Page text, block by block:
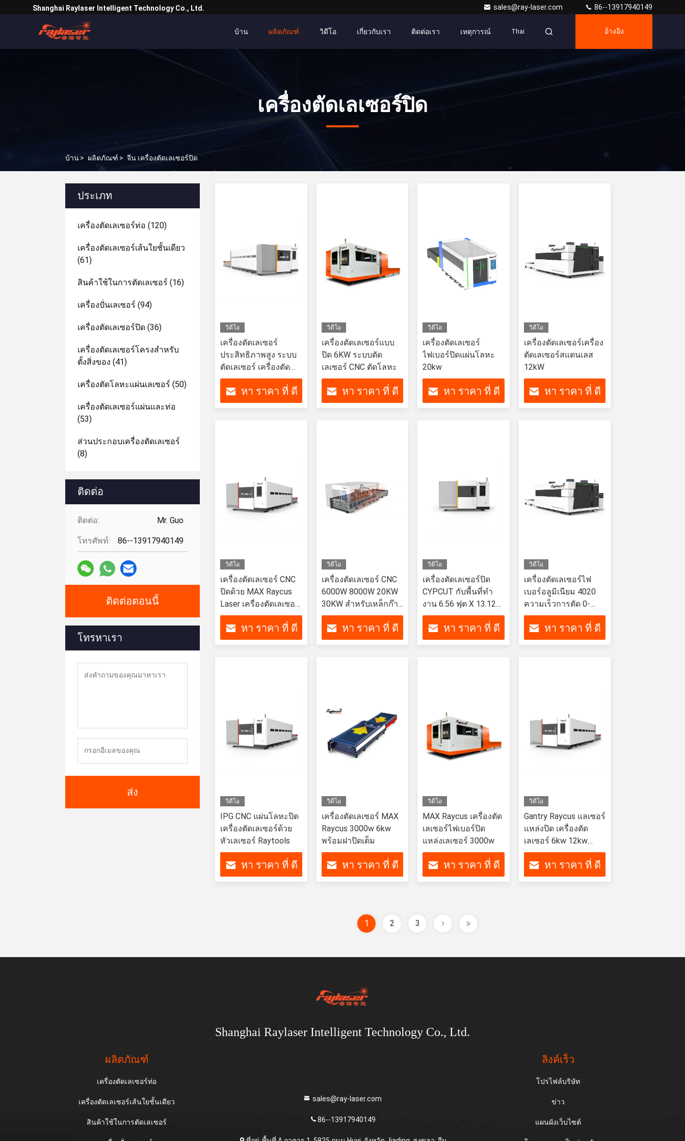
Shanghai Raylaser Intelligent Technology Co., Ltd. sales@ray-laser.com 86--13917940149
บ้าน ผลิตภัณฑ์ วิดีโอ เกี่ยวกับเรา ติดต่อเรา เหตุการณ์ Thai อ้างอิง
เครื่องตัดเลเซอร์ปิด
บ้าน> ผลิตภัณฑ์ > จีน เครื่องตัดเลเซอร์ปิด
ประเภท
เครื่องตัดเลเซอร์ท่อ (120)
เครื่องตัดเลเซอร์เส้นใยชั้นเดียว
(61)
สินค้าใช้ในการตัดเลเซอร์ (16)
เครื่องปั่นเลเซอร์ (94)
เครื่องตัดเลเซอร์ปิด (36)
เครื่องตัดเลเซอร์โครงสำหรับ
ตั้งสิ่งของ (41)
เครื่องตัดโลหะแผ่นเลเซอร์ (50)
เครื่องตัดเลเซอร์แผ่นและท่อ
(53)
ส่วนประกอบเครื่องตัดเลเซอร์
(8)
ติดต่อ
ติดต่อ: Mr. Guo
โทรศัพท์: 86--13917940149
ติดต่อตอนนี้
โทรหาเรา
ส่ง
วิดีโอ
เครื่องตัดเลเซอร์
ประสิทธิภาพสูง ระบบ
ตัดเลเซอร์ เครื่องตัด
เลเซอร์สแตนเลส
เครื่องตัดเลเซอร์สแตน
เลส
หา ราคา ที่ ดี
วิดีโอ
เครื่องตัดเลเซอร์แบบ
ปิด 6KW ระบบตัด
เลเซอร์ CNC ตัดโลหะ
หา ราคา ที่ ดี
วิดีโอ
เครื่องตัดเลเซอร์
ไฟเบอร์ปิดแผ่นโลหะ
20kw
หา ราคา ที่ ดี
วิดีโอ
เครื่องตัดเลเซอร์เครื่อง
ตัดเลเซอร์สแตนเลส
12kW
หา ราคา ที่ ดี
วิดีโอ
เครื่องตัดเลเซอร์ CNC
ปิดด้วย MAX Raycus
Laser เครื่องตัดเลเซอร์
ไฟเบอร์
หา ราคา ที่ ดี
วิดีโอ
เครื่องตัดเลเซอร์ CNC
6000W 8000W 20KW
30KW สําหรับเหล็กก๊า
บอน สแตนเลส 30mm
50mmหา ราคา ที่ ดี
วิดีโอ
เครื่องตัดเลเซอร์ปิด
CYPCUT กับพื้นที่ทํา
งาน 6.56 ฟุต X 13.12
ฟุต
หา ราคา ที่ ดี
วิดีโอ
เครื่องตัดเลเซอร์ไฟ
เบอร์อลูมิเนียม 4020
ความเร็วการตัด 0-
100m/min
หา ราคา ที่ ดี
วิดีโอ
IPG CNC แผ่นโลหะปิด
เครื่องตัดเลเซอร์ด้วย
หัวเลเซอร์ Raytools
หา ราคา ที่ ดี
วิดีโอ
เครื่องตัดเลเซอร์ MAX
Raycus 3000w 6kw
พร้อมฝาปิดเต็ม
หา ราคา ที่ ดี
วิดีโอ
MAX Raycus เครื่องตัด
เลเซอร์ไฟเบอร์ปิด
แหล่งเลเซอร์ 3000w
หา ราคา ที่ ดี
วิดีโอ
Gantry Raycus แลเซอร์
แหล่งปิด เครื่องตัด
เลเซอร์ 6kw 12kw
15kw ระบบตัดเลเซอร์
cnc เครื่องตัดเลเซอร์
โลหะ
หา ราคา ที่ ดี
1 2 3
Shanghai Raylaser Intelligent Technology Co., Ltd.
ผลิตภัณฑ์
เครื่องตัดเลเซอร์ท่อ
เครื่องตัดเลเซอร์เส้นใยชั้นเดียว
สินค้าใช้ในการตัดเลเซอร์
sales@ray-laser.com
86--13917940149
ลิงค์เร็ว
โปรไฟล์บริษัท
ข่าว
แผนผังเว็บไซต์